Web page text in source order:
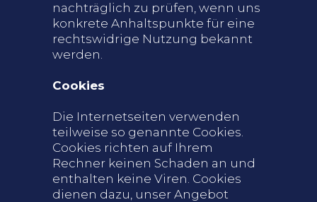
nachträglich zu prüfen, wenn uns
konkrete Anhaltspunkte für eine
rechtswidrige Nutzung bekannt
werden.
Cookies
Die Internetseiten verwenden
teilweise so genannte Cookies.
Cookies richten auf Ihrem
Rechner keinen Schaden an und
enthalten keine Viren. Cookies
dienen dazu, unser Angebot